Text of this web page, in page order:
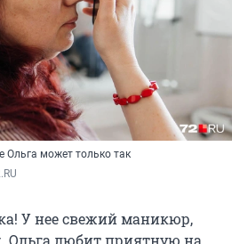
Ольга может только так
У нее свежий маникюр,
любит приятную на